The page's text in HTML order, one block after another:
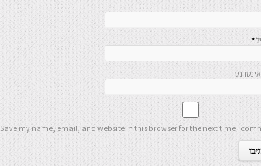
*
Save my name, email, and website in this browser for the next time I